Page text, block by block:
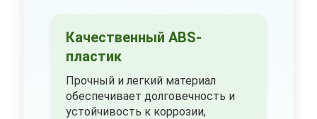
Качественный ABS-
пластик
Прочный и легкий материал
обеспечивает долговечность и
устойчивость к коррозии,